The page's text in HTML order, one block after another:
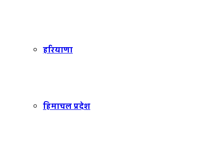
हरियाणा
हिमाचल प्रदेश